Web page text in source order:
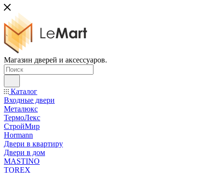
Магазин дверей и аксессуаров.
Каталог
Входные двери
Металюкс
ТермоЛекс
СтройМир
Hormann
Двери в квартиру
Двери в дом
MASTINO
TOREX